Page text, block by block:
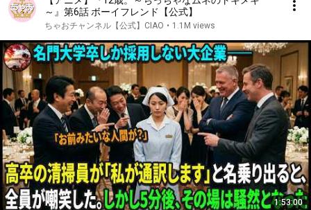
～』第6話 ボーイフレンド【公式】
ちゃおチャンネル【公式】CIAO • 1.1M views
1:53:00